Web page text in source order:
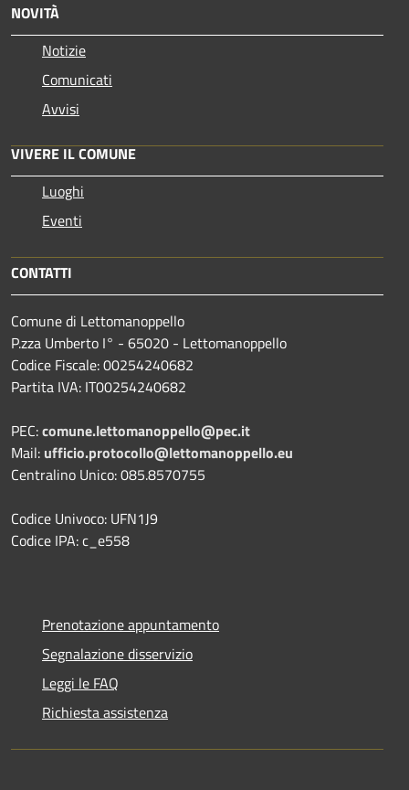
NOVITÀ
Notizie
Comunicati
Avvisi
VIVERE IL COMUNE
Luoghi
Eventi
CONTATTI
Comune di Lettomanoppello
P.zza Umberto I° - 65020 - Lettomanoppello
Codice Fiscale: 00254240682
Partita IVA: IT00254240682
PEC:comune.lettomanoppello@pec.it
Mail: ufficio.protocollo@lettomanoppello.eu
Centralino Unico: 085.8570755
Codice Univoco: UFN1J9
Codice IPA: c_e558
Prenotazione appuntamento
Segnalazione disservizio
Leggi le FAQ
Richiesta assistenza